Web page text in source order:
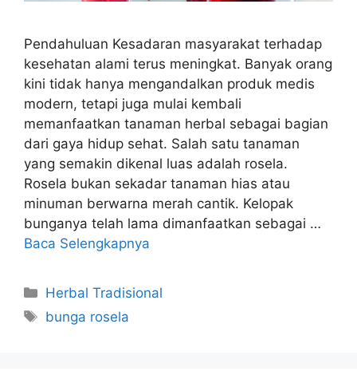
Pendahuluan Kesadaran masyarakat terhadap
kesehatan alami terus meningkat. Banyak orang
kini tidak hanya mengandalkan produk medis
modern, tetapi juga mulai kembali
memanfaatkan tanaman herbal sebagai bagian
dari gaya hidup sehat. Salah satu tanaman
yang semakin dikenal luas adalah rosela.
Rosela bukan sekadar tanaman hias atau
minuman berwarna merah cantik. Kelopak
bunganya telah lama dimanfaatkan sebagai …
Baca Selengkapnya
Kategori
Herbal Tradisional
Tag
bunga rosela